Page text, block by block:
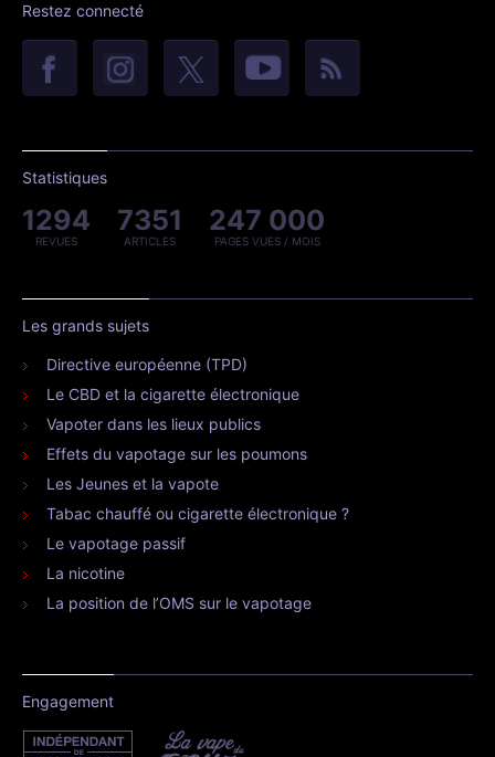
Restez connecté
Statistiques
1294
REVUES
7351
ARTICLES
247 000
PAGES VUES / MOIS
Les grands sujets
Directive européenne (TPD)
Le CBD et la cigarette électronique
Vapoter dans les lieux publics
Effets du vapotage sur les poumons
Les Jeunes et la vapote
Tabac chauffé ou cigarette électronique ?
Le vapotage passif
La nicotine
La position de l’OMS sur le vapotage
Engagement